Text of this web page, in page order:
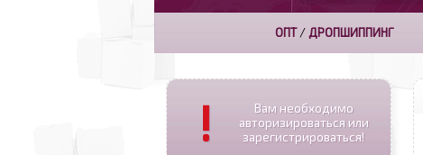
ОПТ/ ДРОПШИППИНГ
!
Вам необходимо
авторизироваться или
зарегистрироваться!